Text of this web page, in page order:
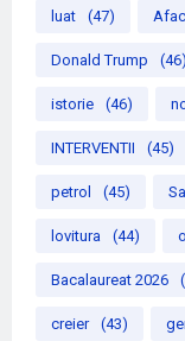
luat (47)
Donald Trump (46)
istorie (46)
INTERVENTII (45)
petrol (45) Sa
lovitura (44)
Bacalaureat 2026
creier (43)